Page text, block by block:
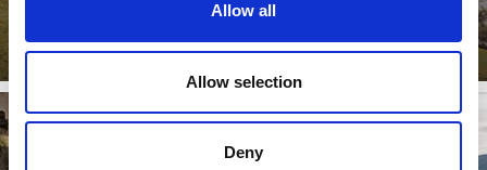
Allow all
Allow selection
Deny